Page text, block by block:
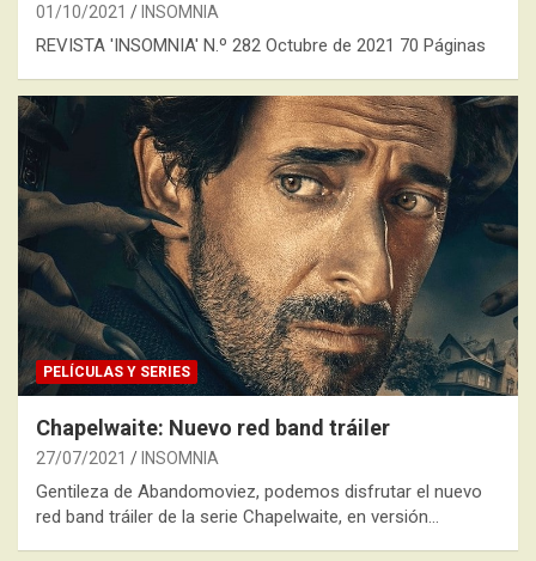
01/10/2021 INSOMNIA
REVISTA 'INSOMNIA' N.º 282 Octubre de 2021 70 Páginas
PELÍCULAS Y SERIES
Chapelwaite: Nuevo red band tráiler
27/07/2021 INSOMNIA
Gentileza de Abandomoviez, podemos disfrutar el nuevo
red band tráiler de la serie Chapelwaite, en versión…